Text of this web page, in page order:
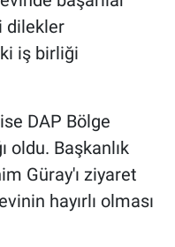
dilekler
iş birliği
DAP Bölge
oldu. Başkanlık
Güray'ı ziyaret
hayırlı olması